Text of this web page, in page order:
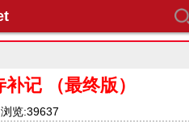
记 （最终版）
览:39637